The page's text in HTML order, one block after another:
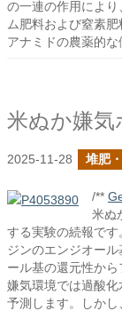
の一連の作用によ
ム肥料および窒素
アナミドの農薬的な
2025-11-28 堆肥
/**
米ぬ
する実験の続報で
ジンのエンジオー
ール基の還元性か
嫌気環境では過酸
予測します。しか